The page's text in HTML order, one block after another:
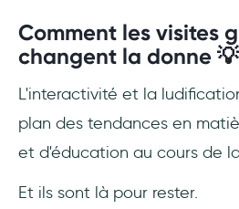
Comment les visites
changent la donne 💡
L'interactivité et la
plan des tendances en
et d'éducation au cours de
Et ils sont là pour rester.